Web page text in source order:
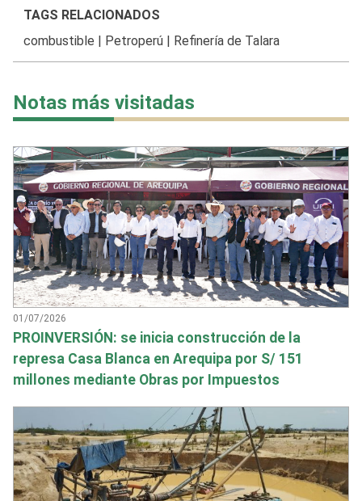
TAGS RELACIONADOS
combustible
Petroperú| Refinería de Talara
Notas más visitadas
01/07/2026
PROINVERSIÓN: se inicia construcción de la
represa Casa Blanca en Arequipa por S/ 151
millones mediante Obras por Impuestos